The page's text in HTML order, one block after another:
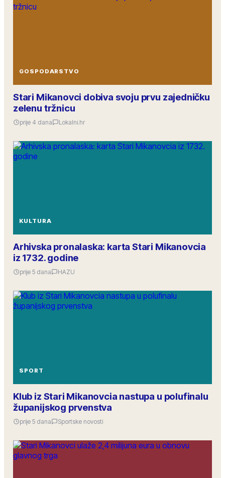
GOSPODARSTVO
Stari Mikanovci dobiva svoju prvu zajedničku
zelenu tržnicu
prije 4 dana Lokalni.hr
KULTURA
Arhivska pronalaska: karta Stari Mikanovcia
iz 1732. godine
prije 5 dana HAZU
SPORT
Klub iz Stari Mikanovcia nastupa u polufinalu
županijskog prvenstva
prije 5 dana Sportske novosti